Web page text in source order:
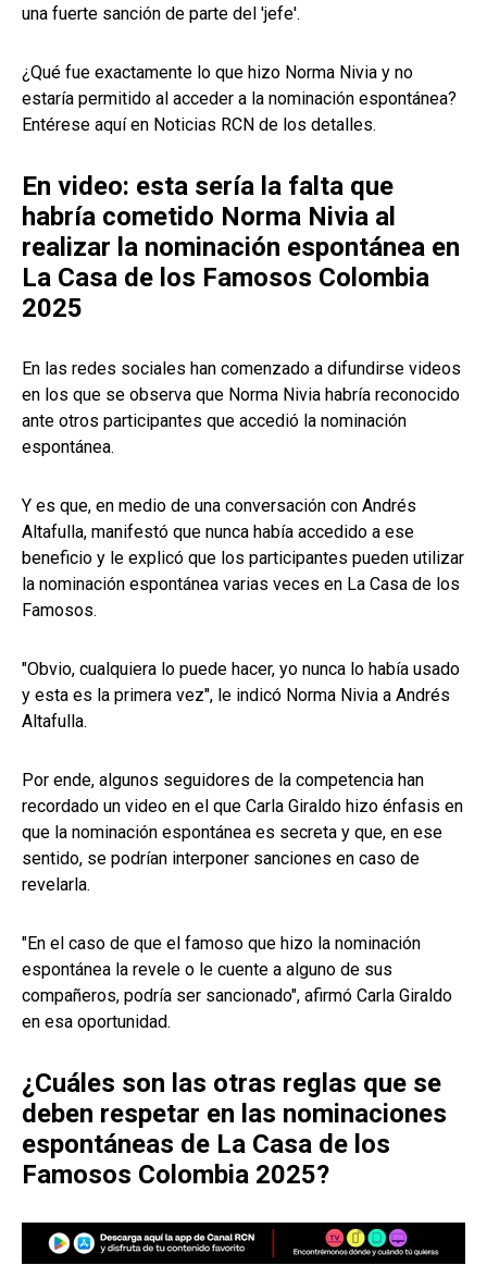
una fuerte sanción de parte del 'jefe'.
¿Qué fue exactamente lo que hizo Norma Nivia y no
estaría permitido al acceder a la nominación espontánea?
Entérese aquí en Noticias RCN de los detalles.
En video: esta sería la falta que
habría cometido Norma Nivia al
realizar la nominación espontánea en
La Casa de los Famosos Colombia
2025
En las redes sociales han comenzado a difundirse videos
en los que se observa que Norma Nivia habría reconocido
ante otros participantes que accedió la nominación
espontánea.
Y es que, en medio de una conversación con Andrés
Altafulla, manifestó que nunca había accedido a ese
beneficio y le explicó que los participantes pueden utilizar
la nominación espontánea varias veces en La Casa de los
Famosos.
"Obvio, cualquiera lo puede hacer, yo nunca lo había usado
y esta es la primera vez", le indicó Norma Nivia a Andrés
Altafulla.
Por ende, algunos seguidores de la competencia han
recordado un video en el que Carla Giraldo hizo énfasis en
que la nominación espontánea es secreta y que, en ese
sentido, se podrían interponer sanciones en caso de
revelarla.
"En el caso de que el famoso que hizo la nominación
espontánea la revele o le cuente a alguno de sus
compañeros, podría ser sancionado", afirmó Carla Giraldo
en esa oportunidad.
¿Cuáles son las otras reglas que se
deben respetar en las nominaciones
espontáneas de La Casa de los
Famosos Colombia 2025?